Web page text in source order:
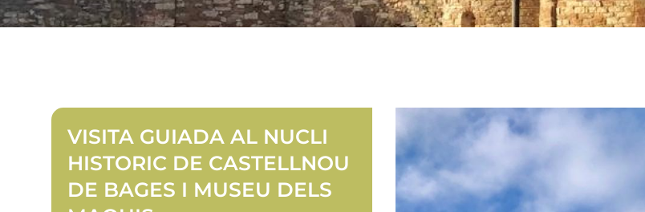
VISITA GUIADA AL NUCLI
HISTORIC DE CASTELLNOU
DE BAGES I MUSEU DELS